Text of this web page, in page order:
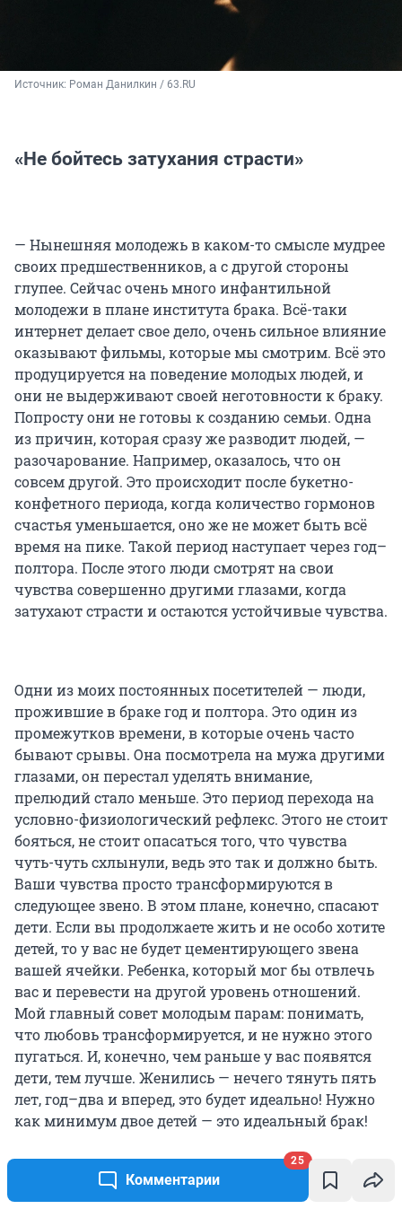
Комментарии
25
Источник: Роман Данилкин / 63.RU
«Не бойтесь затухания страсти»
— Нынешняя молодежь в каком-то смысле мудрее
своих предшественников, а с другой стороны
глупее. Сейчас очень много инфантильной
молодежи в плане института брака. Всё-таки
интернет делает свое дело, очень сильное влияние
оказывают фильмы, которые мы смотрим. Всё это
продуцируется на поведение молодых людей, и
они не выдерживают своей неготовности к браку.
Попросту они не готовы к созданию семьи. Одна
из причин, которая сразу же разводит людей, —
разочарование. Например, оказалось, что он
совсем другой. Это происходит после букетно-
конфетного периода, когда количество гормонов
счастья уменьшается, оно же не может быть всё
время на пике. Такой период наступает через год–
полтора. После этого люди смотрят на свои
чувства совершенно другими глазами, когда
затухают страсти и остаются устойчивые чувства.
Одни из моих постоянных посетителей — люди,
прожившие в браке год и полтора. Это один из
промежутков времени, в которые очень часто
бывают срывы. Она посмотрела на мужа другими
глазами, он перестал уделять внимание,
прелюдий стало меньше. Это период перехода на
условно-физиологический рефлекс. Этого не стоит
бояться, не стоит опасаться того, что чувства
чуть-чуть схлынули, ведь это так и должно быть.
Ваши чувства просто трансформируются в
следующее звено. В этом плане, конечно, спасают
дети. Если вы продолжаете жить и не особо хотите
детей, то у вас не будет цементирующего звена
вашей ячейки. Ребенка, который мог бы отвлечь
вас и перевести на другой уровень отношений.
Мой главный совет молодым парам: понимать,
что любовь трансформируется, и не нужно этого
пугаться. И, конечно, чем раньше у вас появятся
дети, тем лучше. Женились — нечего тянуть пять
лет, год–два и вперед, это будет идеально! Нужно
как минимум двое детей — это идеальный брак!
Что еще почитать про секс и отношения